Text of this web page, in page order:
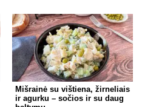
Mišrainė su vištiena, žirneliais
ir agurku – sočios ir su daug